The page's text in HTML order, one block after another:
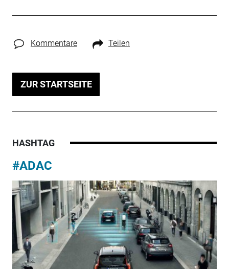
Kommentare Teilen
ZUR STARTSEITE
HASHTAG
#ADAC